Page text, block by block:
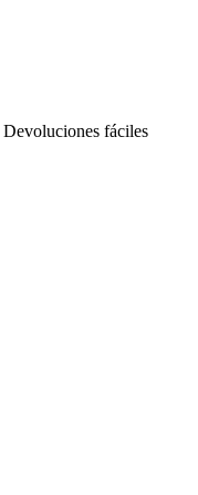
Devoluciones fáciles